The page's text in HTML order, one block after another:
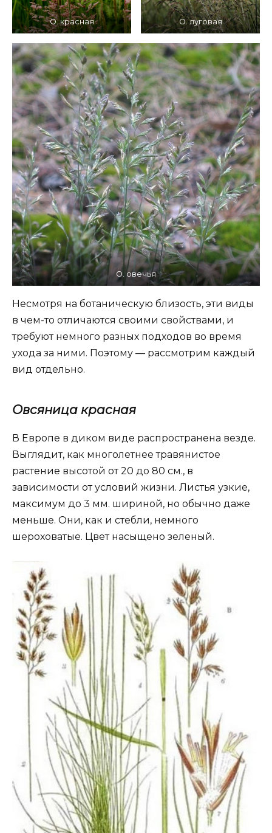
О. красная О. луговая
О. овечья
Несмотря на ботаническую близость, эти виды
в чем-то отличаются своими свойствами, и
требуют немного разных подходов во время
ухода за ними. Поэтому — рассмотрим каждый
вид отдельно.
Овсяница красная
В Европе в диком виде распространена везде.
Выглядит, как многолетнее травянистое
растение высотой от 20 до 80 см., в
зависимости от условий жизни. Листья узкие,
максимум до 3 мм. шириной, но обычно даже
меньше. Они, как и стебли, немного
шероховатые. Цвет насыщено зеленый.